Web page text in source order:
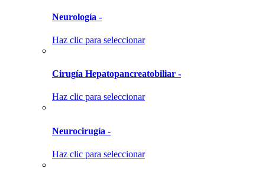
Neurología -
Haz clic para seleccionar
Cirugía Hepatopancreatobiliar -
Haz clic para seleccionar
Neurocirugía -
Haz clic para seleccionar